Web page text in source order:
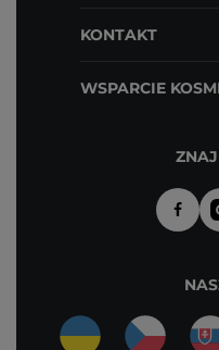
KONTAKT
WSPARCIE